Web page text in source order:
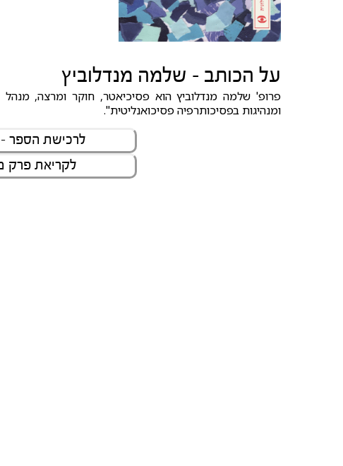
על הכותב - שלמה מנדלוביץ
פרופ' שלמה מנדלוביץ הוא פסיכיאטר, חוקר ומרצה, מנהל
ומנהיגות בפסיכותרפיה פסיכואנליטית".
לרכישת הספר -
לקריאת פרק